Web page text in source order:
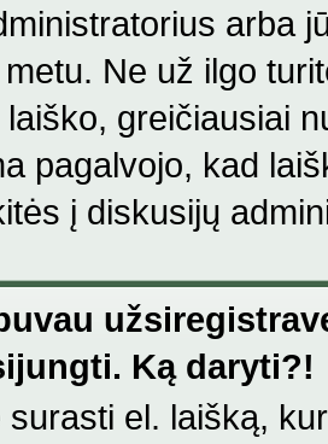
arba
Ne už ilgo
greičiausiai
pagalvojo, kad
į diskusijų
Ką daryti?!
surasti el. laišką,